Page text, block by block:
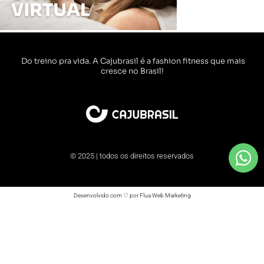
Do treino pra vida. A Cajubrasil é a fashion fitness que mais
cresce no Brasil!
© 2025 | todos os direitos reservados
Desenvolvido com ♡ por Flua Web Marketing